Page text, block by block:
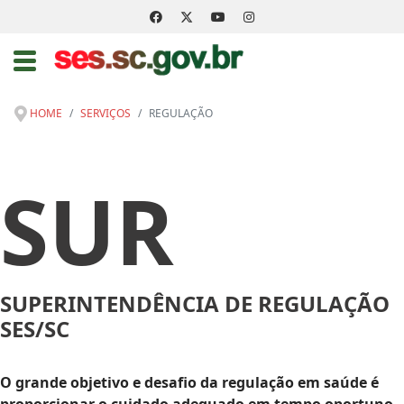
HOME SERVIÇOS REGULAÇÃO
SUR
SUPERINTENDÊNCIA DE REGULAÇÃO
SES/SC
O grande objetivo e desafio da regulação em saúde é